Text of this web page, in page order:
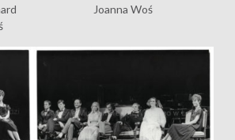
Joanna Woś